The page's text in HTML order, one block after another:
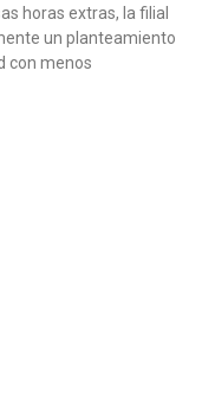
horas extras, la filial
un planteamiento
con menos